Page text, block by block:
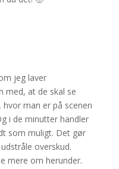
jeg laver
med, at de skal se
man er på scenen
i de minutter handler
som muligt. Det gør
overskud.
mere om herunder.